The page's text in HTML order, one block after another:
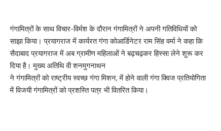
गंगामित्रों के साथ विचार-विर्मश के दौरान गंगामित्रों ने अपनी गतिविधियों को
साझा किया। प्रयागराज में कार्यरत गंगा कोआर्डिनेटर राम सिंह वर्मा ने कहा कि
सैदाबाद प्रयागराज में अब ग्रामीण महिलाओं ने बढ़चढ़कर हिस्सा लेने शुरू कर
दिया है। मुख्य अतिथि वी शनमुगनाथन
ने गंगामित्रों को राष्ट्रीय स्वच्छ गंगा मिशन, में होने वाली गंगा क्विज प्रतियोगिता
में विजयी गंगामित्रों को प्रशस्ति पत्र भी वितरित किया।